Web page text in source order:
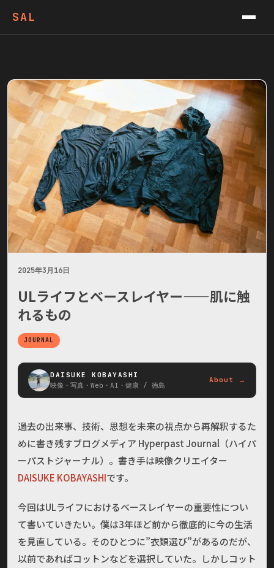
SAL
PODCAST
NEWSLETTER
2025年3月16日
ULライフとベースレイヤー——肌に触
れるもの
JOURNAL
DAISUKE KOBAYASHI
映像・写真・Web・AI・健康 / 徳島
About →
過去の出来事、技術、思想を未来の視点から再解釈するた
めに書き残すブログメディア Hyperpast Journal（ハイパ
ーパストジャーナル）。書き手は映像クリエイター
DAISUKE KOBAYASHIです。
今回はULライフにおけるベースレイヤーの重要性につい
て書いていきたい。僕は3年ほど前から徹底的に今の生活
を見直している。そのひとつに”衣類選び”があるのだが、
以前であればコットンなどを選択していた。しかしコット